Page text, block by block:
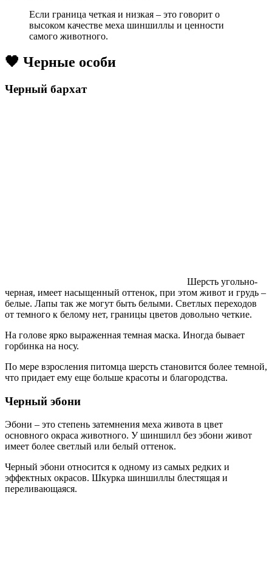
Если граница четкая и низкая – это говорит о
высоком качестве меха шиншиллы и ценности
самого животного.
🖤 Черные особи
Черный бархат
Шерсть угольно-
черная, имеет насыщенный оттенок, при этом живот и грудь –
белые. Лапы так же могут быть белыми. Светлых переходов
от темного к белому нет, границы цветов довольно четкие.
На голове ярко выраженная темная маска. Иногда бывает
горбинка на носу.
По мере взросления питомца шерсть становится более темной,
что придает ему еще больше красоты и благородства.
Черный эбони
Эбони – это степень затемнения меха живота в цвет
основного окраса животного. У шиншилл без эбони живот
имеет более светлый или белый оттенок.
Черный эбони относится к одному из самых редких и
эффектных окрасов. Шкурка шиншиллы блестящая и
переливающаяся.